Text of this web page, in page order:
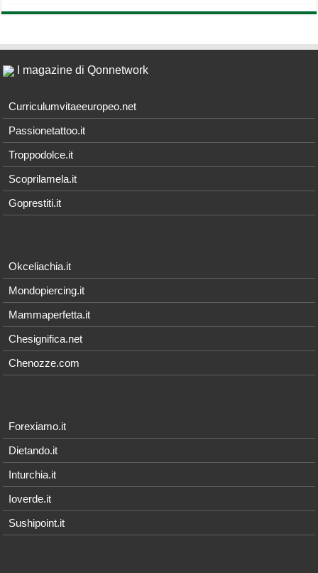
I magazine di Qonnetwork
Curriculumvitaeeuropeo.net
Passionetattoo.it
Troppodolce.it
Scoprilamela.it
Goprestiti.it
Okceliachia.it
Mondopiercing.it
Mammaperfetta.it
Chesignifica.net
Chenozze.com
Forexiamo.it
Dietando.it
Inturchia.it
Ioverde.it
Sushipoint.it